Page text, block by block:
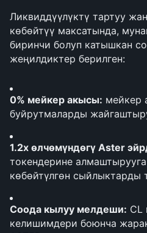
Ликвиддүүлүктү тартуу
көбөйтүү максатында,
биринчи болуп катышкан
жеңилдиктер берилген:
0% мейкер акысы: мейкер
буйрутмаларды
1.2x өлчөмүндөгү Aster
токендерине
көбөйтүлгөн сыйлыктарды
Соода кылуу мелдеши: CL
келишимдери боюнча